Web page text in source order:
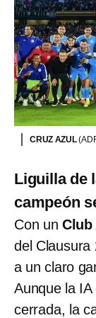
CRUZ AZUL
Liguilla de
campeón
Con un Club
del Clausura
a un claro
Aunque la
cerrada, la